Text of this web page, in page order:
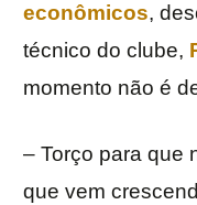
econômicos,
técnico do clube,
momento não é
– Torço para que
que vem